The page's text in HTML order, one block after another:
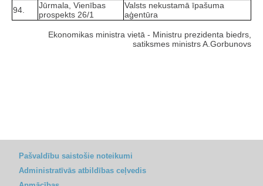
94.
Jūrmala, Vienības
prospekts 26/1
Valsts nekustamā īpašuma
aģentūra
Ekonomikas ministra vietā - Ministru prezidenta biedrs,
satiksmes ministrs A.Gorbunovs
Pašvaldību saistošie noteikumi
Administratīvās atbildības ceļvedis